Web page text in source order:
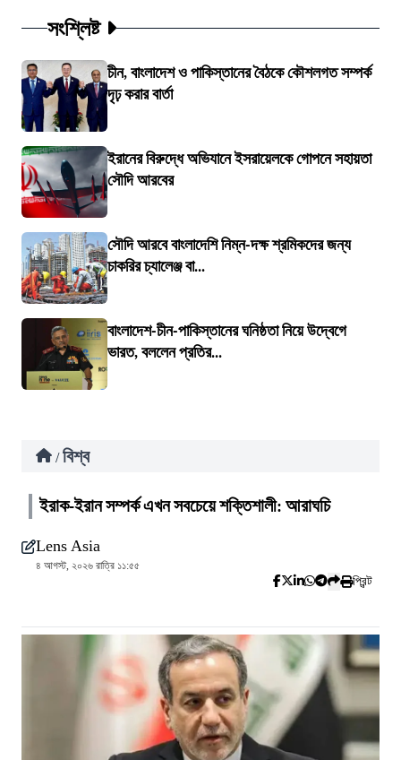
সংশ্লিষ্ট
চীন, বাংলাদেশ ও পাকিস্তানের বৈঠকে কৌশলগত সম্পর্ক
দৃঢ় করার বার্তা
ইরানের বিরুদ্ধে অভিযানে ইসরায়েলকে গোপনে সহায়তা
সৌদি আরবের
সৌদি আরবে বাংলাদেশি নিম্ন-দক্ষ শ্রমিকদের জন্য
চাকরির চ্যালেঞ্জ বা...
বাংলাদেশ-চীন-পাকিস্তানের ঘনিষ্ঠতা নিয়ে উদ্বেগে
ভারত, বললেন প্রতির...
/ বিশ্ব
ইরাক-ইরান সম্পর্ক এখন সবচেয়ে শক্তিশালী: আরাঘচি
Lens Asia
৪ আগস্ট, ২০২৬ রাত্রি ১১:৫৫
প্রিন্ট